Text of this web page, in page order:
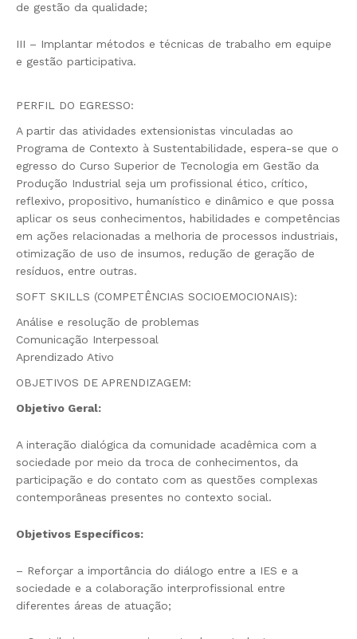
de gestão da qualidade;
III – Implantar métodos e técnicas de trabalho em equipe
e gestão participativa.
PERFIL DO EGRESSO:
A partir das atividades extensionistas vinculadas ao
Programa de Contexto à Sustentabilidade, espera-se que o
egresso do Curso Superior de Tecnologia em Gestão da
Produção Industrial seja um profissional ético, crítico,
reflexivo, propositivo, humanístico e dinâmico e que possa
aplicar os seus conhecimentos, habilidades e competências
em ações relacionadas a melhoria de processos industriais,
otimização de uso de insumos, redução de geração de
resíduos, entre outras.
SOFT SKILLS (COMPETÊNCIAS SOCIOEMOCIONAIS):
Análise e resolução de problemas
Comunicação Interpessoal
Aprendizado Ativo
OBJETIVOS DE APRENDIZAGEM:
Objetivo Geral:
A interação dialógica da comunidade acadêmica com a
sociedade por meio da troca de conhecimentos, da
participação e do contato com as questões complexas
contemporâneas presentes no contexto social.
Objetivos Específicos:
– Reforçar a importância do diálogo entre a IES e a
sociedade e a colaboração interprofissional entre
diferentes áreas de atuação;